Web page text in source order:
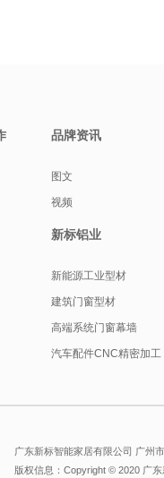
品牌资讯
图文
视频
新标铝业
新能源工业型材
建筑门窗型材
高端系统门窗幕墙
汽车配件CNC精密加工
广东新标智能家居有限公司 广州
版权信息：Copyright © 2020 广